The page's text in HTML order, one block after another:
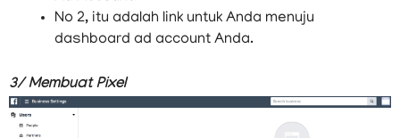
No 1, itu adalah Ad Account number. Bedakan
Manager adalah payung yang menaungi banyak
Ad Account.
No 2, itu adalah link untuk Anda menuju